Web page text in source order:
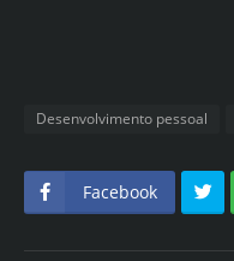
Desenvolvimento pessoal
Facebook